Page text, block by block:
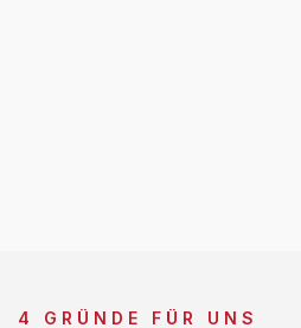
4 GRÜNDE FÜR UNS